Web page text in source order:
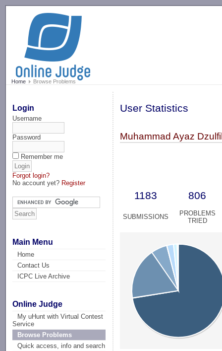
Home Browse Problems
Login
Username
Password
Remember me
Forgot login?
No account yet? Register
Main Menu
Home
Contact Us
ICPC Live Archive
Online Judge
My uHunt with Virtual Contest
Service
Browse Problems
Quick access, info and search
User Statistics
Muhammad Ayaz
1183 806
SUBMISSIONS
PROBLEMS
TRIED